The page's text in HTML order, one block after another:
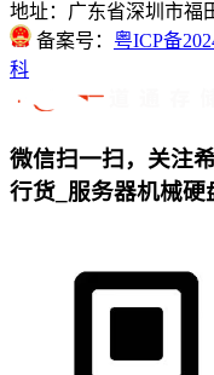
地址：广东省深圳市福
备案号： 粤ICP备
科
微信扫一扫，关注
行货_服务器机械硬